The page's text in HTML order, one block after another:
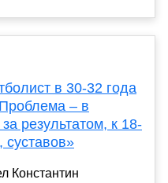
в 30-32 года
– в
результатом, к 18-
суставов»
Константин